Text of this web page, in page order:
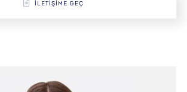
İLETİŞİME GEÇ